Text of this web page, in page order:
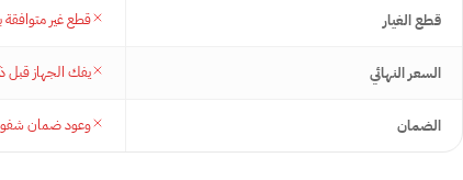
قطع الغيار قطع غير متوافقة
السعر النهائي يفك الجهاز قبل
الضمان وعود ضمان